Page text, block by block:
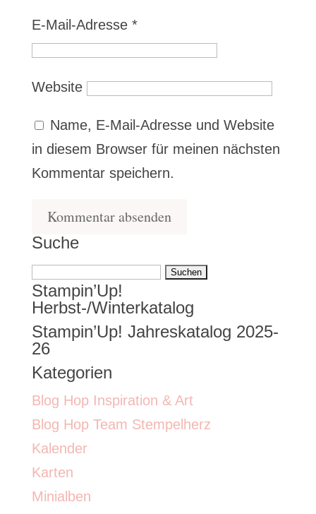
E-Mail-Adresse *
Website
Name, E-Mail-Adresse und Website
in diesem Browser für meinen nächsten
Kommentar speichern.
Suche
Suchen
nach:
Stampin’Up!
Herbst-/Winterkatalog
Stampin’Up! Jahreskatalog 2025-
26
Kategorien
Blog Hop Inspiration & Art
Blog Hop Team Stempelherz
Kalender
Karten
Minialben